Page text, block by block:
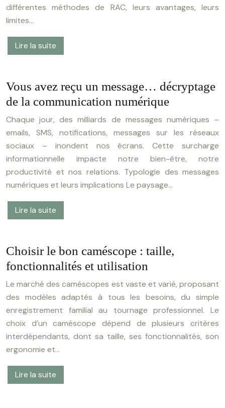
différentes méthodes de RAC, leurs avantages, leurs
limites…
Lire la suite
Vous avez reçu un message… décryptage
de la communication numérique
Chaque jour, des milliards de messages numériques –
emails, SMS, notifications, messages sur les réseaux
sociaux – inondent nos écrans. Cette surcharge
informationnelle impacte notre bien-être, notre
productivité et nos relations. Typologie des messages
numériques et leurs implications Le paysage…
Lire la suite
Choisir le bon caméscope : taille,
fonctionnalités et utilisation
Le marché des caméscopes est vaste et varié, proposant
des modèles adaptés à tous les besoins, du simple
enregistrement familial au tournage professionnel. Le
choix d’un caméscope dépend de plusieurs critères
interdépendants, dont sa taille, ses fonctionnalités, son
ergonomie et…
Lire la suite